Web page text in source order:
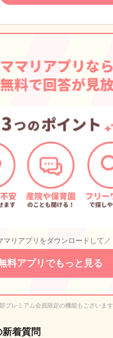
マリアプリをダウンロードして／
料アプリでもっと見る
プレミアム会員限定の機能もございます
着質問